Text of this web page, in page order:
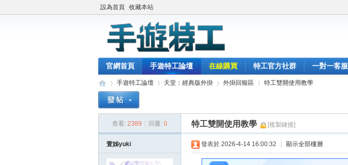
設為首頁 收藏本站
官網首頁 手遊特工論壇 在線購買 特工官方社群 一對一客服
手遊特工論壇
›
天堂：經典版外掛
›
外掛回報區
›
特工雙開使用教學
查看: 2389 回覆: 0 特工雙開使用教學 [複製鏈接]
萱姊yuki 發表於 2026-4-14 16:00:32 顯示全部樓層